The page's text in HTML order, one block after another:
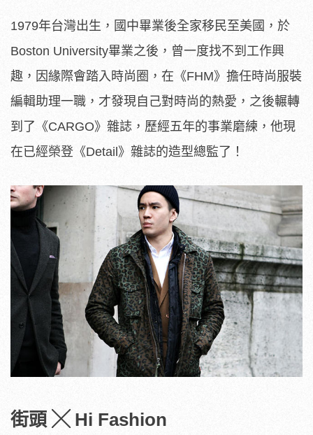
1979年台灣出生，國中畢業後全家移民至美國，於
Boston University畢業之後，曾一度找不到工作興
趣，因緣際會踏入時尚圈，在《FHM》擔任時尚服裝
編輯助理一職，才發現自己對時尚的熱愛，之後輾轉
到了《CARGO》雜誌，歷經五年的事業磨練，他現
在已經榮登《Detail》雜誌的造型總監了！
街頭 ╳ Hi Fashion